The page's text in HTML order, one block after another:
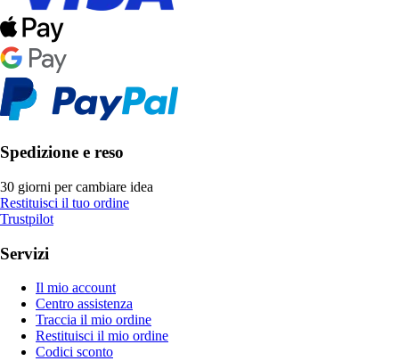
Spedizione e reso
30 giorni per cambiare idea
Restituisci il tuo ordine
Trustpilot
Servizi
Il mio account
Centro assistenza
Traccia il mio ordine
Restituisci il mio ordine
Codici sconto